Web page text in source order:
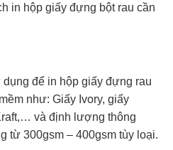
in hộp giấy đựng bột rau cần
để in hộp giấy đựng rau
như: Giấy Ivory, giấy
và định lượng thông
từ 300gsm – 400gsm tùy loại.